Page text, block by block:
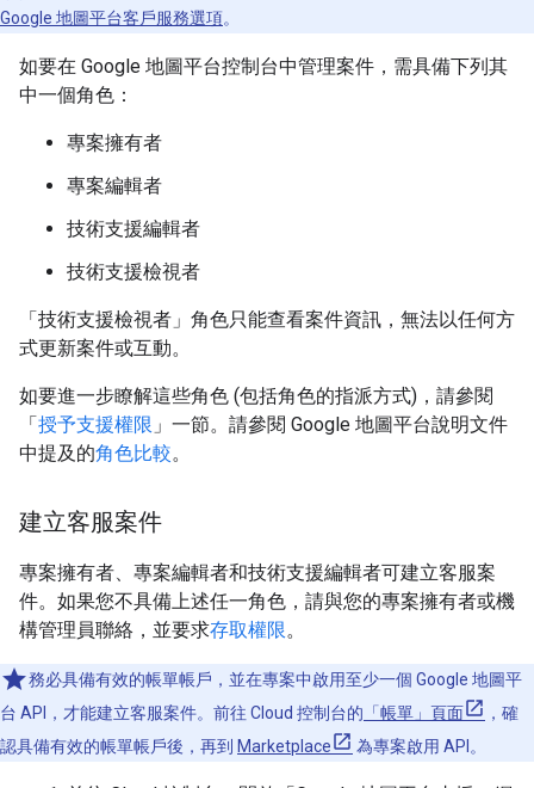
Google 地圖平台客戶服務選項。
如要在 Google 地圖平台控制台中管理案件，需具備下列其
中一個角色：
專案擁有者
專案編輯者
技術支援編輯者
技術支援檢視者
「技術支援檢視者」角色只能查看案件資訊，無法以任何方
式更新案件或互動。
如要進一步瞭解這些角色 (包括角色的指派方式)，請參閱
「授予支援權限 」一節。請參閱 Google 地圖平台說明文件
中提及的角色比較。
建立客服案件
專案擁有者、專案編輯者和技術支援編輯者可建立客服案
件。如果您不具備上述任一角色，請與您的專案擁有者或機
構管理員聯絡，並要求存取權限。
務必具備有效的帳單帳戶，並在專案中啟用至少一個 Google 地圖平
台 API，才能建立客服案件。前往 Cloud 控制台的 「帳單」頁面
，確
認具備有效的帳單帳戶後，再到 Marketplace 為專案啟用 API。